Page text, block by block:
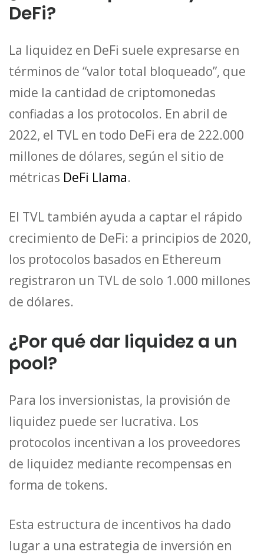
DeFi?
La liquidez en DeFi suele expresarse en
términos de “valor total bloqueado”, que
mide la cantidad de criptomonedas
confiadas a los protocolos. En abril de
2022, el TVL en todo DeFi era de 222.000
millones de dólares, según el sitio de
métricas DeFi Llama.
El TVL también ayuda a captar el rápido
crecimiento de DeFi: a principios de 2020,
los protocolos basados en Ethereum
registraron un TVL de solo 1.000 millones
de dólares.
¿Por qué dar liquidez a un
pool?
Para los inversionistas, la provisión de
liquidez puede ser lucrativa. Los
protocolos incentivan a los proveedores
de liquidez mediante recompensas en
forma de tokens.
Esta estructura de incentivos ha dado
lugar a una estrategia de inversión en